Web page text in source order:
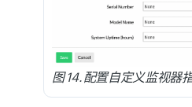
有 MIB。
的本地轮
MIB：从下
验证
类型。
图 14. 配置自定义监视器指